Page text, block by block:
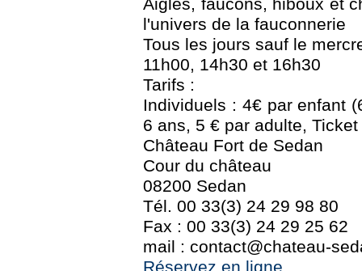
Aigles, faucons, hiboux et
l'univers de la fauconnerie
Tous les jours sauf le
11h00, 14h30 et 16h30
Tarifs :
Individuels : 4€ par enfant
6 ans, 5 € par adulte,
Château Fort de Sedan
Cour du château
08200 Sedan
Tél. 00 33(3) 24 29 98 80
Fax : 00 33(3) 24 29 25 62
mail : contact@chateau-
Réservez en ligne